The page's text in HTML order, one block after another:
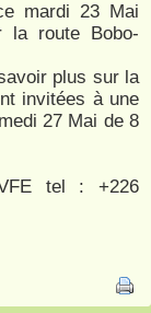
mardi 23 Mai
la route Bobo-
plus sur la
invitées à une
27 Mai de 8
tel : +226